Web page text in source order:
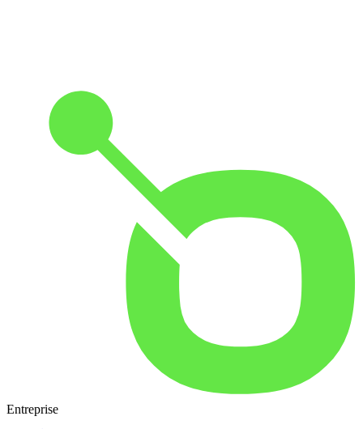
Entreprise